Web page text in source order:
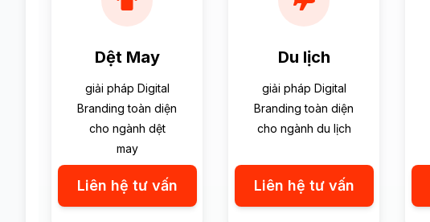
Dệt May
giải pháp Digital
Branding toàn diện
cho ngành dệt
may
Liên hệ tư vấn
Du lịch
giải pháp Digital
Branding toàn diện
cho ngành du lịch
Liên hệ tư vấn